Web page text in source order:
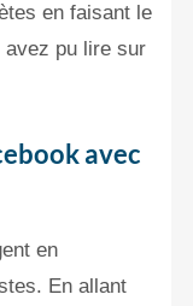
en faisant le
pu lire sur
avec
en
En allant